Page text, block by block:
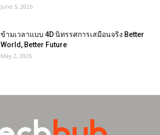
June 5, 2026
ข้ามเวลาแบบ 4D นิทรรศการเสมือนจริง Better
World, Better Future
May 2, 2026